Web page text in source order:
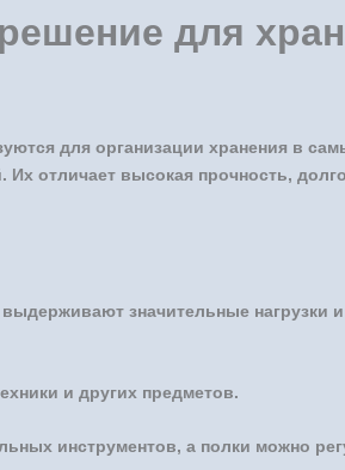
для
для организации хранения в
отличает высокая прочность,
значительные нагрузки
и других предметов.
инструментов, а полки можно